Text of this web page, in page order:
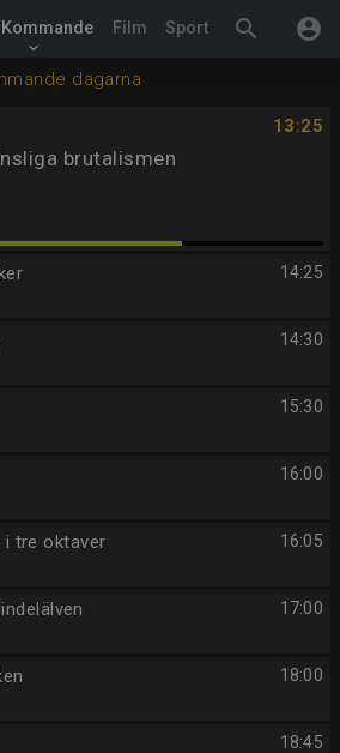
search account_circle
keyboard_arrow_down
Film Sport
dagarna
13:25
brutalismen
14:25
14:30
15:30
16:00
16:05
i tre oktaver
17:00
18:00
18:45